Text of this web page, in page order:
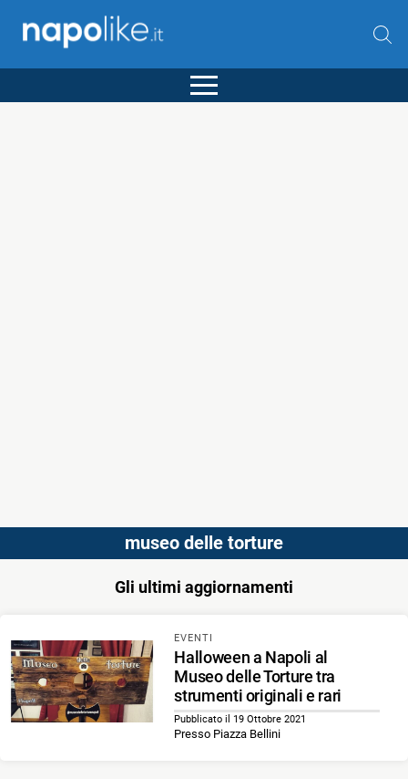
museo delle torture
Gli ultimi aggiornamenti
EVENTI
Halloween a Napoli al
Museo delle Torture tra
strumenti originali e rari
Pubblicato il 19 Ottobre 2021
Presso Piazza Bellini